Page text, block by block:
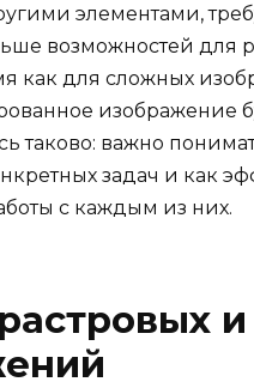
элементами,
возможностей для
как для сложных
таково: важно
задач и как
с каждым из них.